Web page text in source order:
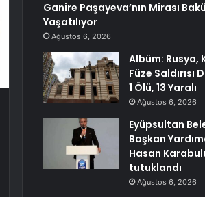
Ganire Paşayeva’nın Mirası
Yaşatılıyor
Ağustos 6, 2026
Albüm: Rusya,
Füze Saldırısı
1 Ölü, 13 Yaralı
Ağustos 6, 2026
Eyüpsultan
Başkan
Hasan
tutuklandı
Ağustos 6, 2026